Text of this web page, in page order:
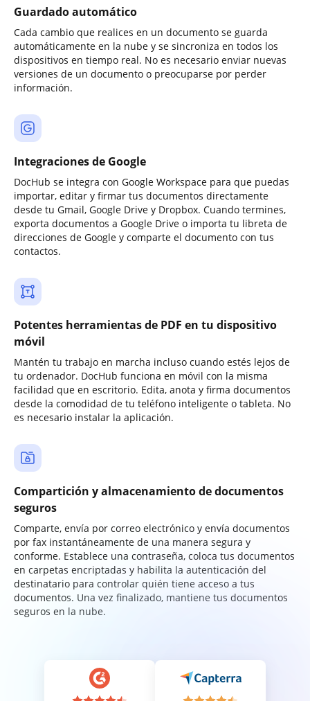
Guardado automático
Cada cambio que realices en un documento se guarda
automáticamente en la nube y se sincroniza en todos los
dispositivos en tiempo real. No es necesario enviar nuevas
versiones de un documento o preocuparse por perder
información.
Integraciones de Google
DocHub se integra con Google Workspace para que puedas
importar, editar y firmar tus documentos directamente
desde tu Gmail, Google Drive y Dropbox. Cuando termines,
exporta documentos a Google Drive o importa tu libreta de
direcciones de Google y comparte el documento con tus
contactos.
Potentes herramientas de PDF en tu dispositivo
móvil
Mantén tu trabajo en marcha incluso cuando estés lejos de
tu ordenador. DocHub funciona en móvil con la misma
facilidad que en escritorio. Edita, anota y firma documentos
desde la comodidad de tu teléfono inteligente o tableta. No
es necesario instalar la aplicación.
Compartición y almacenamiento de documentos
seguros
Comparte, envía por correo electrónico y envía documentos
por fax instantáneamente de una manera segura y
conforme. Establece una contraseña, coloca tus documentos
en carpetas encriptadas y habilita la autenticación del
destinatario para controlar quién tiene acceso a tus
documentos. Una vez finalizado, mantiene tus documentos
seguros en la nube.